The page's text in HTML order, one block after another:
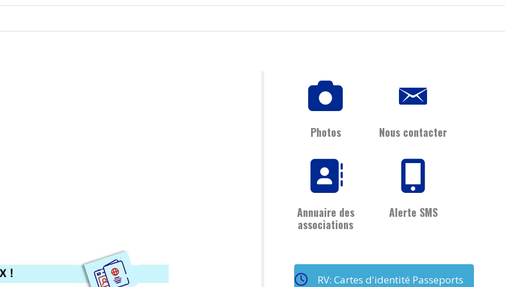
Photos Nous contacter
Annuaire des
associations
Alerte SMS
RV: Cartes d'identité Passeports